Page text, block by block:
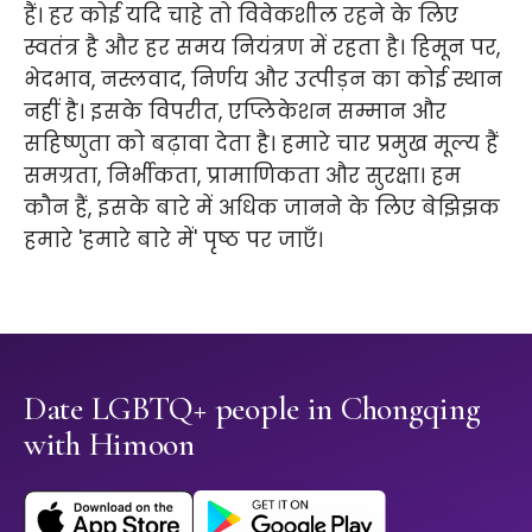
हैं। हर कोई यदि चाहे तो विवेकशील रहने के लिए
स्वतंत्र है और हर समय नियंत्रण में रहता है। हिमून पर,
भेदभाव, नस्लवाद, निर्णय और उत्पीड़न का कोई स्थान
नहीं है। इसके विपरीत, एप्लिकेशन सम्मान और
सहिष्णुता को बढ़ावा देता है। हमारे चार प्रमुख मूल्य हैं
समग्रता, निर्भीकता, प्रामाणिकता और सुरक्षा। हम
कौन हैं, इसके बारे में अधिक जानने के लिए बेझिझक
हमारे 'हमारे बारे में' पृष्ठ पर जाएँ।
Date LGBTQ+ people in Chongqing
with Himoon